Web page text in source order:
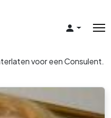
voor een Consulent.